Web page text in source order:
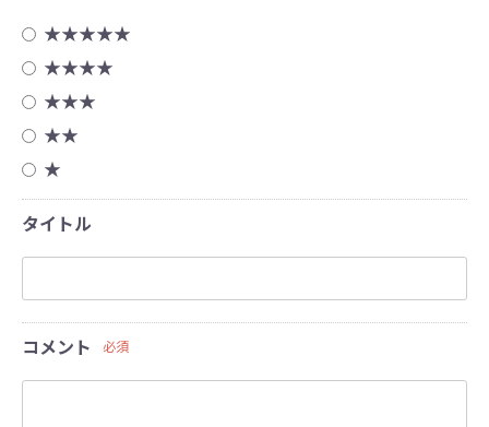
★★★★★
★★★★
★★★
★★
★
タイトル
コメント 必須